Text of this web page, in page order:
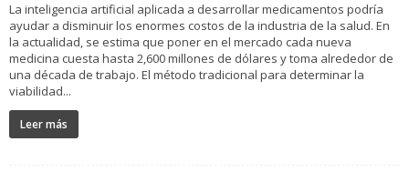
La inteligencia artificial aplicada a desarrollar medicamentos podría
ayudar a disminuir los enormes costos de la industria de la salud. En
la actualidad, se estima que poner en el mercado cada nueva
medicina cuesta hasta 2,600 millones de dólares y toma alrededor de
una década de trabajo. El método tradicional para determinar la
viabilidad...
Leer más